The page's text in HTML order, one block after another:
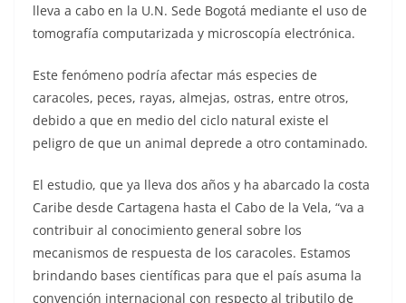
lleva a cabo en la U.N. Sede Bogotá mediante el uso de
tomografía computarizada y microscopía electrónica.
Este fenómeno podría afectar más especies de
caracoles, peces, rayas, almejas, ostras, entre otros,
debido a que en medio del ciclo natural existe el
peligro de que un animal deprede a otro contaminado.
El estudio, que ya lleva dos años y ha abarcado la costa
Caribe desde Cartagena hasta el Cabo de la Vela, “va a
contribuir al conocimiento general sobre los
mecanismos de respuesta de los caracoles. Estamos
brindando bases científicas para que el país asuma la
convención internacional con respecto al tributilo de